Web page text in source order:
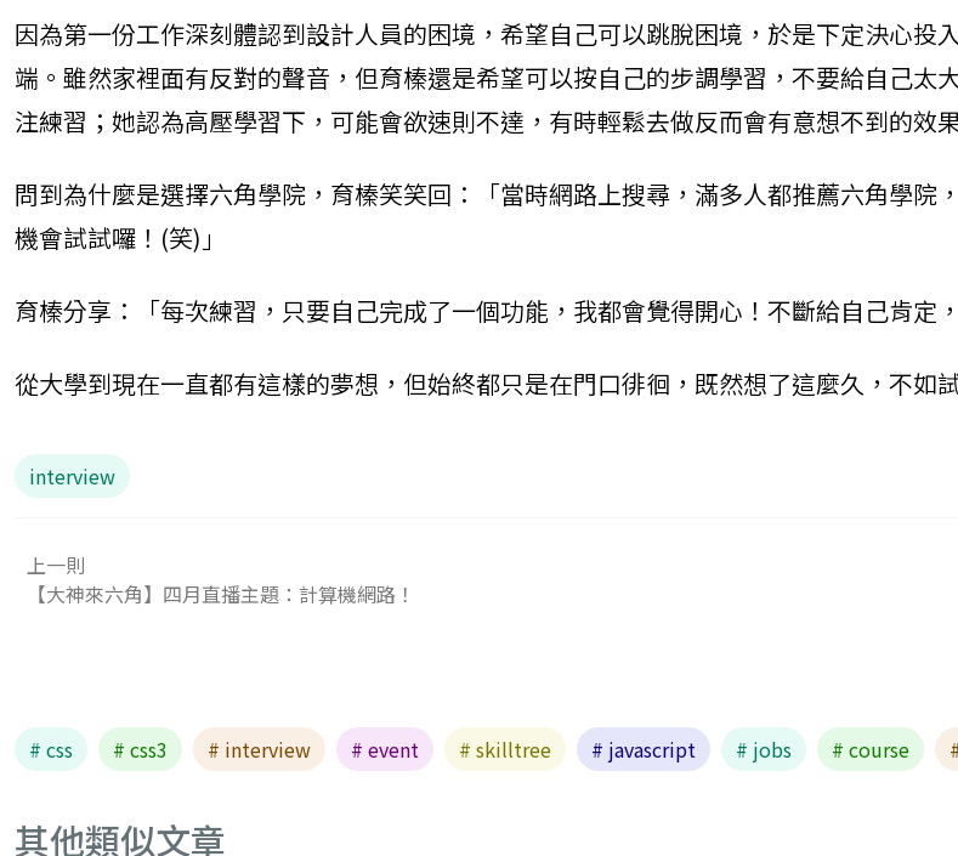
因為第一份工作深刻體認到設計人員的困境，希望自己可以跳脫困境，於是下定決心
端。雖然家裡面有反對的聲音，但育榛還是希望可以按自己的步調學習，不要給自己
注練習；她認為高壓學習下，可能會欲速則不達，有時輕鬆去做反而會有意想不到的效
問到為什麼是選擇六角學院，育榛笑笑回：「當時網路上搜尋，滿多人都推薦六角學
機會試試囉！(笑)」
育榛分享：「每次練習，只要自己完成了一個功能，我都會覺得開心！不斷給自己肯定
從大學到現在一直都有這樣的夢想，但始終都只是在門口徘徊，既然想了這麼久，不如
interview
上一則
【大神來六角】四月直播主題：計算機網路！
# css # css3 # interview # event # skilltree # javascript # jobs # course
其他類似文章